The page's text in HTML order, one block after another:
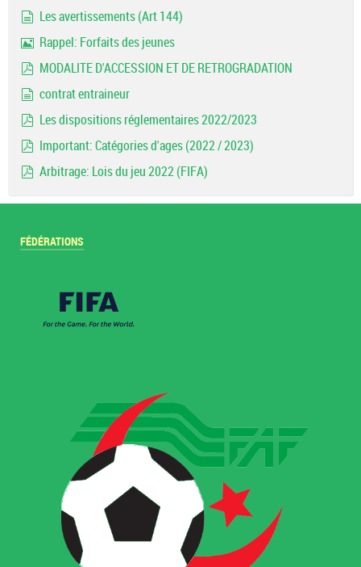
Les avertissements (Art 144)
Rappel: Forfaits des jeunes
MODALITE D'ACCESSION ET DE RETROGRADATION
contrat entraineur
Les dispositions réglementaires 2022/2023
Important: Catégories d'ages (2022 / 2023)
Arbitrage: Lois du jeu 2022 (FIFA)
FÉDÉRATIONS